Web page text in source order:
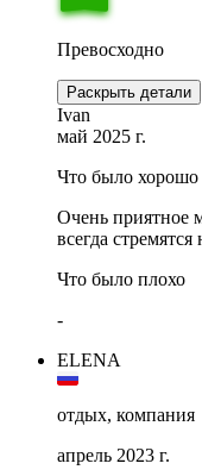
Превосходно
Раскрыть детали
Ivan
май 2025 г.
Что было хорошо
Очень приятное
всегда
Что было плохо
-
ELENA
отдых, компания
апрель 2023 г.